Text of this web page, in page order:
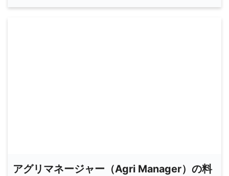
アグリマネージャー（Agri Manager）の料